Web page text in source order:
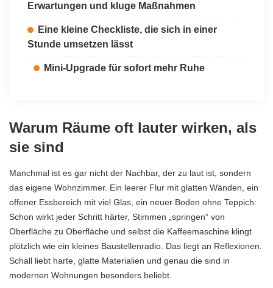
Erwartungen und kluge Maßnahmen
Eine kleine Checkliste, die sich in einer
Stunde umsetzen lässt
Mini-Upgrade für sofort mehr Ruhe
Warum Räume oft lauter wirken, als
sie sind
Manchmal ist es gar nicht der Nachbar, der zu laut ist, sondern
das eigene Wohnzimmer. Ein leerer Flur mit glatten Wänden, ein
offener Essbereich mit viel Glas, ein neuer Boden ohne Teppich:
Schon wirkt jeder Schritt härter, Stimmen „springen“ von
Oberfläche zu Oberfläche und selbst die Kaffeemaschine klingt
plötzlich wie ein kleines Baustellenradio. Das liegt an Reflexionen.
Schall liebt harte, glatte Materialien und genau die sind in
modernen Wohnungen besonders beliebt.